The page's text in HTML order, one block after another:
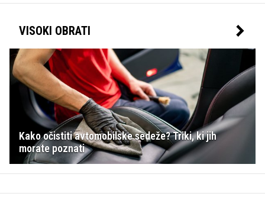
VISOKI OBRATI
Kako očistiti avtomobilske sedeže? Triki, ki jih
morate poznati